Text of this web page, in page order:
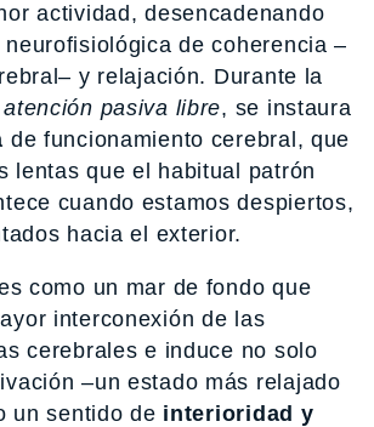
actividad, desencadenando
de coherencia –
y relajación. Durante la
pasiva libre, se instaura
de funcionamiento cerebral, que
lentas que el habitual patrón
cuando estamos despiertos,
hacia el exterior.
como un mar de fondo que
interconexión de las
cerebrales e induce no solo
–un estado más relajado
un sentido de interioridad y